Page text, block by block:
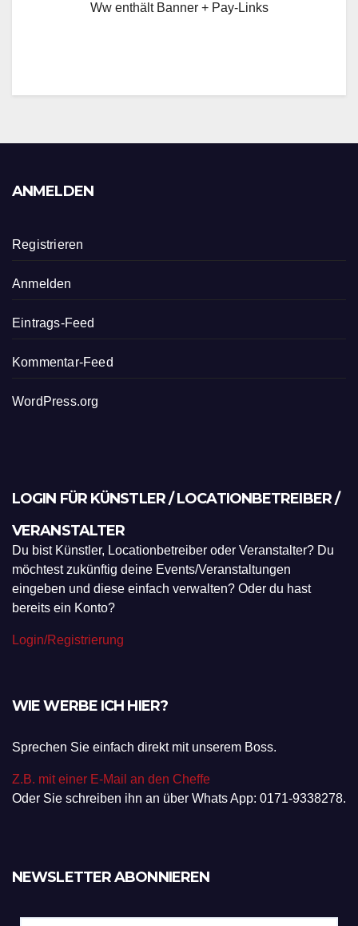
Ww enthält Banner + Pay-Links
ANMELDEN
Registrieren
Anmelden
Eintrags-Feed
Kommentar-Feed
WordPress.org
LOGIN FÜR KÜNSTLER / LOCATIONBETREIBER /
VERANSTALTER
Du bist Künstler, Locationbetreiber oder Veranstalter? Du
möchtest zukünftig deine Events/Veranstaltungen
eingeben und diese einfach verwalten? Oder du hast
bereits ein Konto?
Login/Registrierung
WIE WERBE ICH HIER?
Sprechen Sie einfach direkt mit unserem Boss.
Z.B. mit einer E-Mail an den Cheffe
Oder Sie schreiben ihn an über Whats App: 0171-9338278.
NEWSLETTER ABONNIEREN